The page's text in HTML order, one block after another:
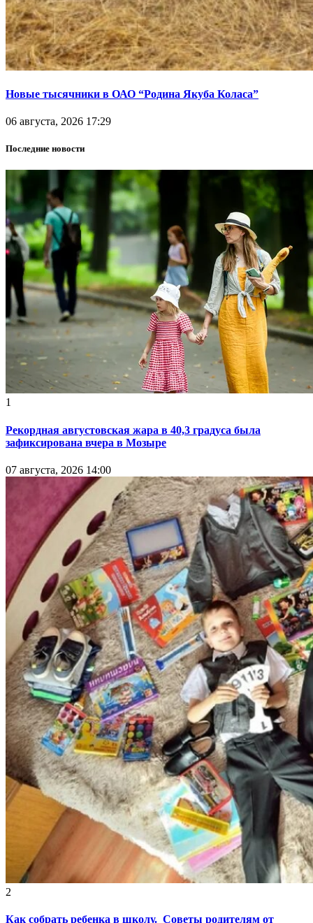
Новые тысячники в ОАО “Родина Якуба Коласа”
06 августа, 2026 17:29
Последние новости
1
Рекордная августовская жара в 40,3 градуса была
зафиксирована вчера в Мозыре
07 августа, 2026 14:00
2
Как собрать ребенка в школу. Советы родителям от